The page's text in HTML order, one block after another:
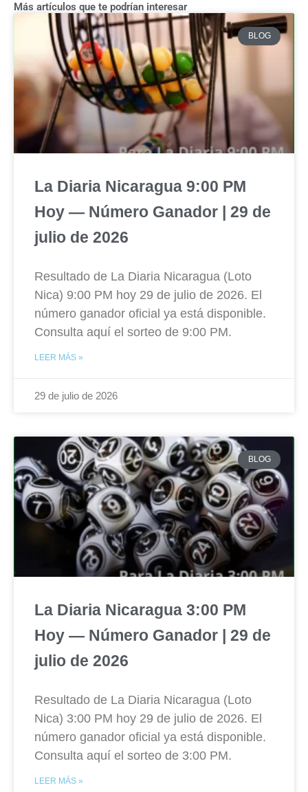
Más artículos que te podrían interesar
BLOG
La Diaria Nicaragua 9:00 PM
Hoy — Número Ganador | 29 de
julio de 2026
Resultado de La Diaria Nicaragua (Loto
Nica) 9:00 PM hoy 29 de julio de 2026. El
número ganador oficial ya está disponible.
Consulta aquí el sorteo de 9:00 PM.
LEER MÁS »
29 de julio de 2026
BLOG
La Diaria Nicaragua 3:00 PM
Hoy — Número Ganador | 29 de
julio de 2026
Resultado de La Diaria Nicaragua (Loto
Nica) 3:00 PM hoy 29 de julio de 2026. El
número ganador oficial ya está disponible.
Consulta aquí el sorteo de 3:00 PM.
LEER MÁS »